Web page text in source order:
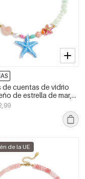
de cuentas de vidrio
de estrella de mar,
vacaciones o para
de la playa. Colección
para mujer.
de la UE